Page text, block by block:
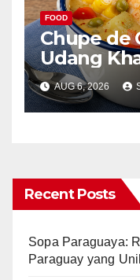
FOOD
Chupe de
Udang
Lezat
AUG 6, 2026
Recent Posts
Sopa Paraguaya:
Paraguay yang